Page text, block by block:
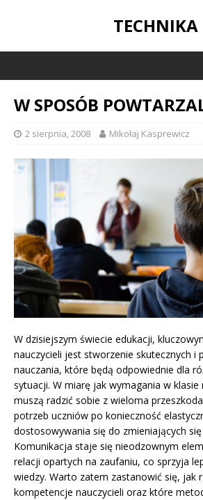
TECHNIKA
W SPOSÓB
2 sierpnia, 2008 Mikołaj Kasprewicz
W dzisiejszym świecie edukacji,
nauczycieli jest stworzenie skutecznych i
nauczania, które będą odpowiednie dla
sytuacji. W miarę jak wymagania w klasie
muszą radzić sobie z wieloma
potrzeb uczniów po konieczność
dostosowywania się do zmieniających
Komunikacja staje się nieodzownym
relacji opartych na zaufaniu, co sprzyja
wiedzy. Warto zatem zastanowić się, jak
kompetencje nauczycieli oraz które